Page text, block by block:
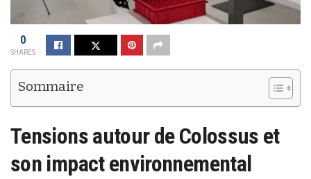
0
SHARES
Sommaire
Tensions autour deColossus et
son impact environnemental